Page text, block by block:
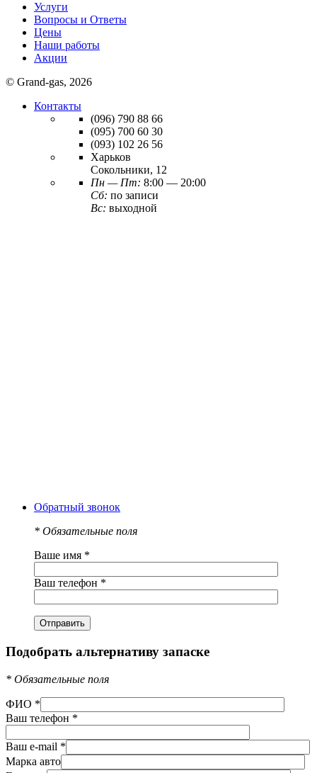
Услуги
Вопросы и Ответы
Цены
Наши работы
Акции
© Grand-gas, 2026
Контакты
(096) 790 88 66
(095) 700 60 30
(093) 102 26 56
Харьков
Сокольники, 12
Пн — Пт: 8:00 — 20:00
Сб: по записи
Вс: выходной
Обратный звонок
* Обязательные поля
Ваше имя *
Ваш телефон *
Подобрать альтернативу запаске
* Обязательные поля
ФИО *
Ваш телефон *
Ваш e-mail *
Марка авто